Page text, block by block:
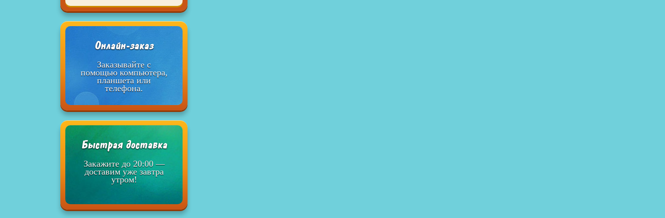
Онлайн-заказ
Заказывайте с
помощью компьютера,
планшета или
телефона.
Быстрая доставка
Закажите до 20:00 —
доставим уже завтра
утром!